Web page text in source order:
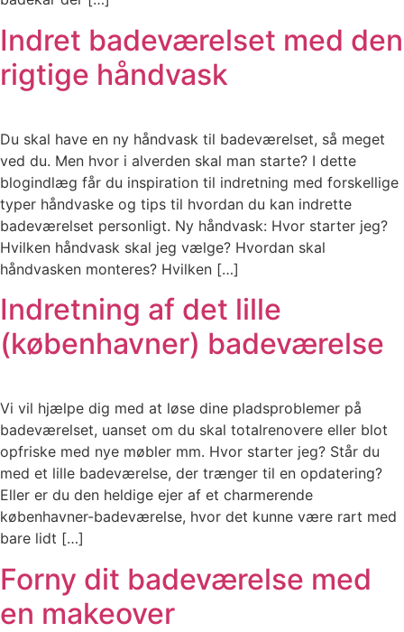
Indret badeværelset med den
rigtige håndvask
Du skal have en ny håndvask til badeværelset, så meget
ved du. Men hvor i alverden skal man starte? I dette
blogindlæg får du inspiration til indretning med forskellige
typer håndvaske og tips til hvordan du kan indrette
badeværelset personligt. Ny håndvask: Hvor starter jeg?
Hvilken håndvask skal jeg vælge? Hvordan skal
håndvasken monteres? Hvilken […]
Indretning af det lille
(københavner) badeværelse
Vi vil hjælpe dig med at løse dine pladsproblemer på
badeværelset, uanset om du skal totalrenovere eller blot
opfriske med nye møbler mm. Hvor starter jeg? Står du
med et lille badeværelse, der trænger til en opdatering?
Eller er du den heldige ejer af et charmerende
københavner-badeværelse, hvor det kunne være rart med
bare lidt […]
Forny dit badeværelse med
en makeover